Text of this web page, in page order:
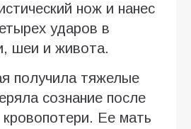
нож и нанес
ударов в
шеи и живота.
получила тяжелые
сознание после
кровопотери. Ее мать